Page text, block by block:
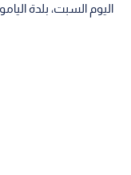
اليوم السبت، بلدة